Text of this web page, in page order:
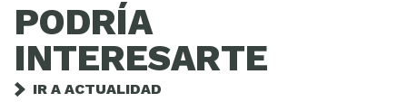
PODRÍA
INTERESARTE
IR A ACTUALIDAD